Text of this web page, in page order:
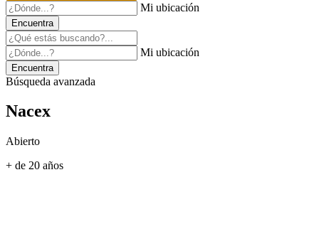
Mi ubicación
Encuentra
Mi ubicación
Encuentra
Búsqueda avanzada
Nacex
Abierto
+ de 20 años